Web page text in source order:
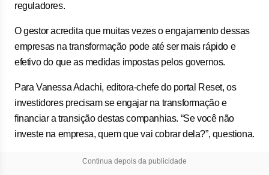
reguladores.
O gestor acredita que muitas vezes o engajamento dessas
empresas na transformação pode até ser mais rápido e
efetivo do que as medidas impostas pelos governos.
Para Vanessa Adachi, editora-chefe do portal Reset, os
investidores precisam se engajar na transformação e
financiar a transição destas companhias. “Se você não
investe na empresa, quem que vai cobrar dela?”, questiona.
Continua depois da publicidade